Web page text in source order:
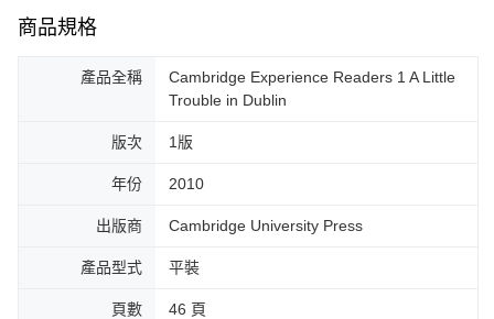
商品規格
產品全稱
Cambridge Experience Readers 1 A Little
Trouble in Dublin
版次 1版
年份 2010
出版商 Cambridge University Press
產品型式 平裝
頁數 46 頁